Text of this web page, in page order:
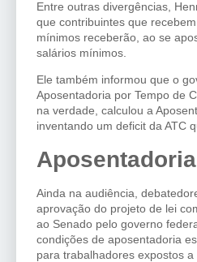
Entre outras divergências,
que contribuintes que
mínimos receberão, ao se
salários mínimos.
Ele também informou que o
Aposentadoria por Tempo de
na verdade, calculou a
inventando um deficit da ATC
Ainda na audiência,
aprovação do projeto de lei
ao Senado pelo governo
condições de aposentadoria
para trabalhadores expostos